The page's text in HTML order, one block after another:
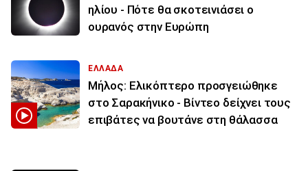
ηλίου - Πότε θα σκοτεινιάσει ο
ουρανός στην Ευρώπη
ΕΛΛΑΔΑ
Μήλος: Ελικόπτερο προσγειώθηκε
στο Σαρακήνικο - Βίντεο δείχνει τους
επιβάτες να βουτάνε στη θάλασσα